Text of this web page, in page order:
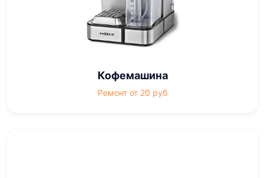
Кофемашина
Ремонт от 20 руб